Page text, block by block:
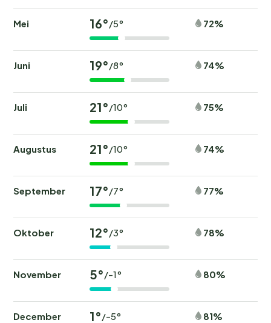
Mei 16°/5° 72%
Juni 19°/8° 74%
Juli 21°/10° 75%
Augustus 21°/10° 74%
September 17°/7° 77%
Oktober 12°/3° 78%
November 5°/-1° 80%
December 1°/-5° 81%